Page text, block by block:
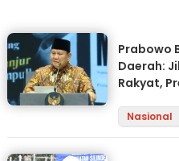
Prabowo
Daerah:
Rakyat,
Nasional